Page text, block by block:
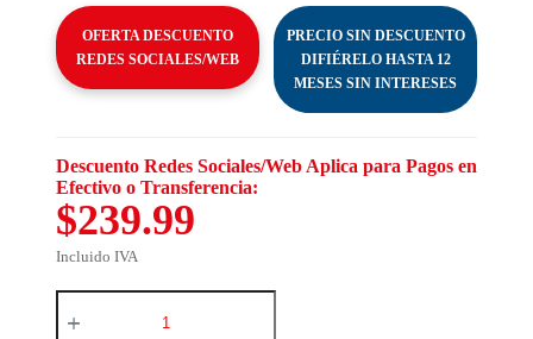
OFERTA DESCUENTO
REDES SOCIALES/WEB
PRECIO SIN DESCUENTO
DIFIÉRELO HASTA 12
MESES SIN INTERESES
Descuento Redes Sociales/Web Aplica para Pagos en
Efectivo o Transferencia:
$239.99
Incluido IVA